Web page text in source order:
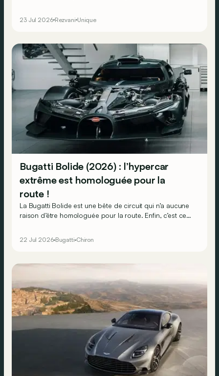
solution. Voici la Dune, une supercar de 800 ch
!
23 Jul 2026 Rezvani Unique
Bugatti Bolide (2026) : l’hypercar
extrême est homologuée pour la
route !
La Bugatti Bolide est une bête de circuit qui n’a aucune
raison d’être homologuée pour la route. Enfin, c’est ce
22 Jul 2026 Bugatti Chiron